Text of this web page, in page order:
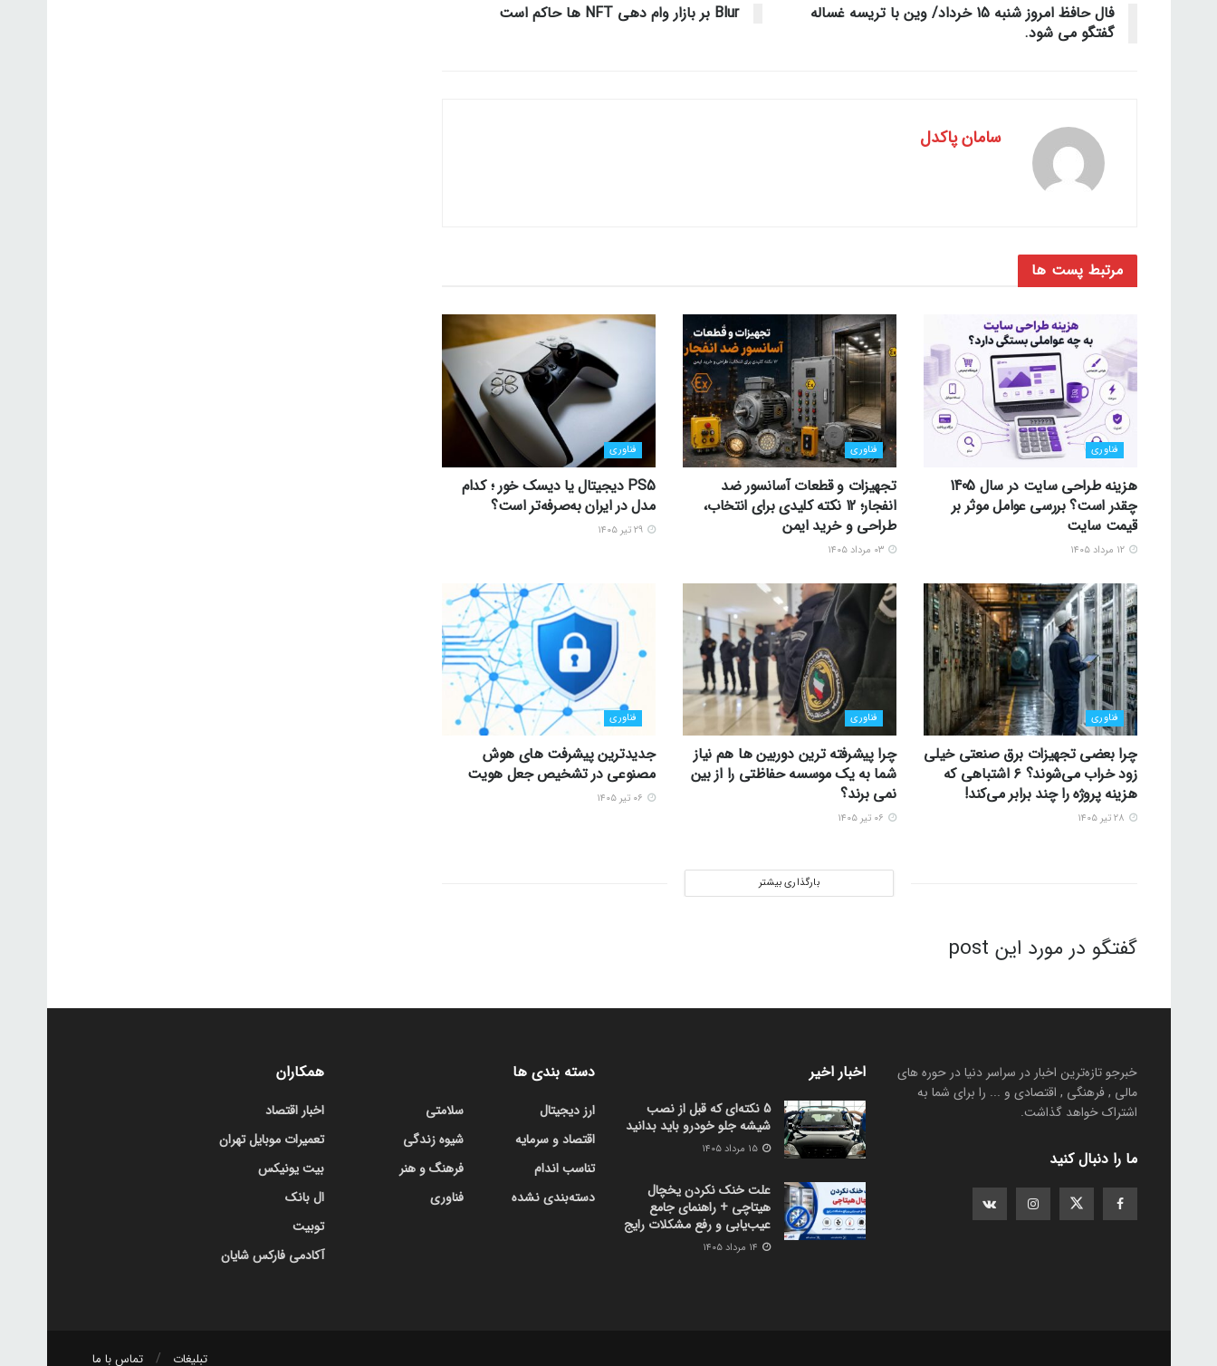
فال حافظ امروز شنبه 15 خرداد/ وین با تریسه غساله
گفتگو می شود.
Blur بر بازار وام دهی NFT ها حاکم است
سامان پاکدل
مرتبط پست ها
فناوری
هزینه طراحی سایت در سال 1405
چقدر است؟ بررسی عوامل موثر بر
قیمت سایت
۱۲ مرداد ۱۴۰۵
فناوری
تجهیزات و قطعات آسانسور ضد
انفجار؛ 12 نکته کلیدی برای انتخاب،
طراحی و خرید ایمن
۰۳ مرداد ۱۴۰۵
فناوری
PS5 دیجیتال یا دیسک خور ؛ کدام
مدل در ایران به‌صرفه‌تر است؟
۲۹ تیر ۱۴۰۵
فناوری
چرا بعضی تجهیزات برق صنعتی خیلی
زود خراب می‌شوند؟ ۶ اشتباهی که
هزینه پروژه را چند برابر می‌کند!
فناوری
چرا پیشرفته ترین دوربین ها هم نیاز
شما به یک موسسه حفاظتی را از بین
نمی برند؟
فناوری
جدیدترین پیشرفت های هوش
مصنوعی در تشخیص جعل هویت
بارگذاری بیشتر
گفتگو در مورد این post
خبرجو تازه‌ترین اخبار در سراسر دنیا در حوره های
مالی , فرهنگی , اقتصادی و ... را برای شما به
اشتراک خواهد گذاشت.
ما را دنبال کنید
اخبار اخیر
5 نکته‌ای که قبل از نصب
شیشه جلو خودرو باید بدانید
علت خنک نکردن یخچال
هیتاچی + راهنمای جامع
عیب‌یابی و رفع مشکلات رایج
دسته بندی ها
ارز دیجیتال
اقتصاد و سرمایه
تناسب اندام
دسته‌بندی نشده
سلامتی
شیوه زندگی
فرهنگ و هنر
فناوری
همکاران
اخبار اقتصاد
تعمیرات موبایل تهران
بیت یونیکس
ال بانک
توبیت
آکادمی فارکس شایان
تبلیغات تماس با ما